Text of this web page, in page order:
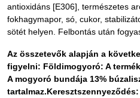
antioxidáns [E306], természetes
fokhagymapor, só, cukor,
sötét helyen. Felbontás után
Az összetevők alapján a
figyelni: Földimogyoró: A
A mogyoró bundája 13%